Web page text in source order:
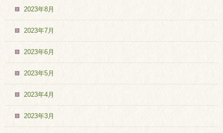
2023年8月
2023年7月
2023年6月
2023年5月
2023年4月
2023年3月